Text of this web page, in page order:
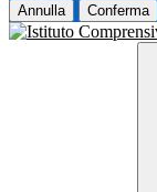
Annulla Conferma